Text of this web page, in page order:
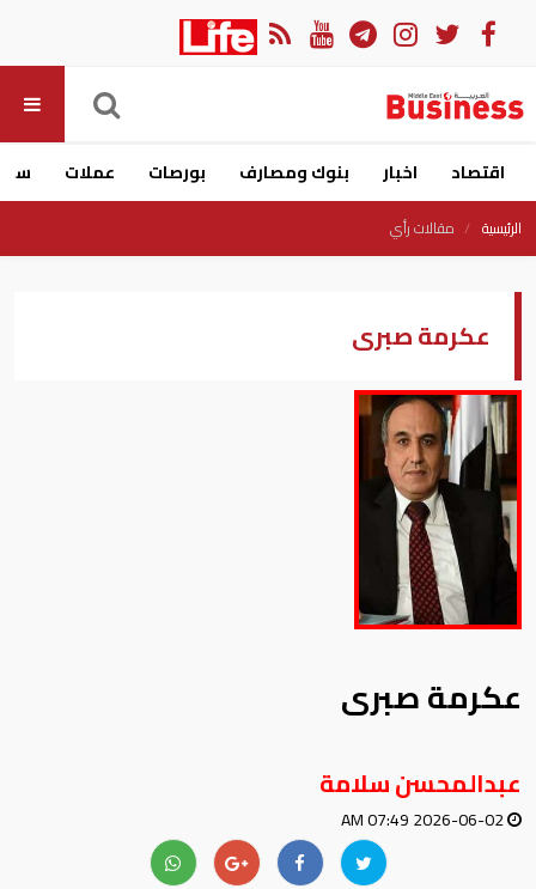
اقتصاد اخبار بنوك ومصارف بورصات عملات
الرئيسية مقالات رأي
عكرمة صبرى
عكرمة صبرى
عبدالمحسن سلامة
2026-06-02 07:49 AM